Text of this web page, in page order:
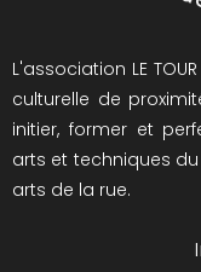
L'association LE TOUR
culturelle de
initier, former et
arts et techniques
arts de la rue.